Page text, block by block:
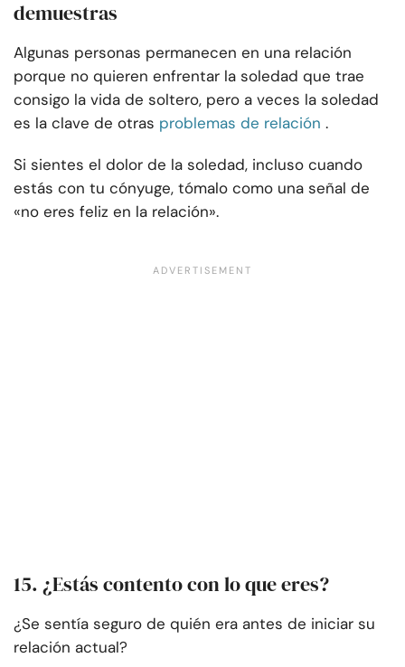
demuestras
Algunas personas permanecen en una relación
porque no quieren enfrentar la soledad que trae
consigo la vida de soltero, pero a veces la soledad
es la clave de otras problemas de relación .
Si sientes el dolor de la soledad, incluso cuando
estás con tu cónyuge, tómalo como una señal de
«no eres feliz en la relación».
15. ¿Estás contento con lo que eres?
¿Se sentía seguro de quién era antes de iniciar su
relación actual?